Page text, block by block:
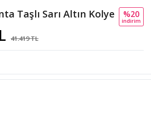
Taşlı Sarı Altın Kolye
41.419 TL
%20
i̇ndi̇ri̇m